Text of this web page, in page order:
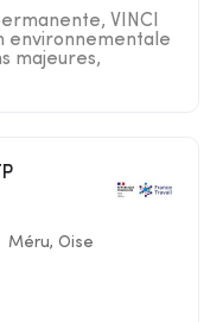
VINCI
environnementale
majeures,
Méru, Oise